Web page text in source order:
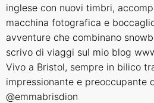
inglese con nuovi timbri,
macchina fotografica e
avventure che combinano
scrivo di viaggi sul mio blog
Vivo a Bristol, sempre in bilico
impressionante e preoccupante
@emmabrisdion